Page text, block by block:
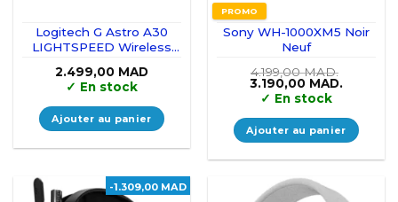
Logitech G Astro A30
LIGHTSPEED Wireless
2.499,00 MAD
✓ En stock
Ajouter au panier
PROMO
Sony WH-1000XM5 Noir
Neuf
4.199,00MAD.
Le
prix
initial
était :
4.199,00 MAD..
3.190,00 MAD.
est :
3.190,00
✓ En stock
Ajouter au panier
-1.309,00 MAD